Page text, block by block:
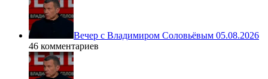
Вечер с Владимиром Соловьёвым 05.08.2026
46 комментариев